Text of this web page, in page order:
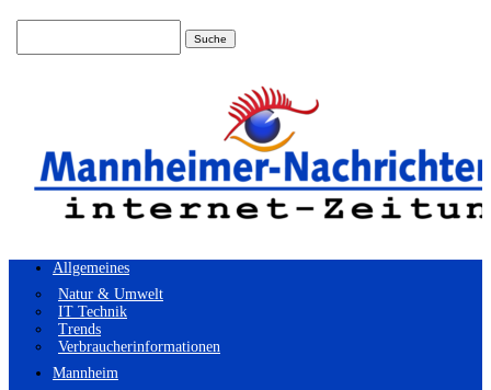
Allgemeines
Natur & Umwelt
IT Technik
Trends
Verbraucherinformationen
Mannheim